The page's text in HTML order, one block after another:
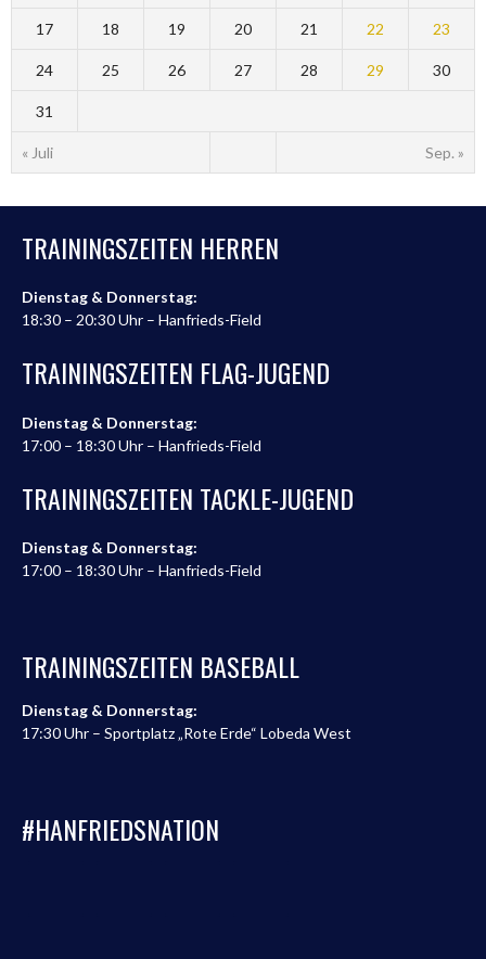
« Juli Sep. »
17 18 19 20 21 22 23
24 25 26 27 28 29 30
31
TRAININGSZEITEN HERREN
Dienstag & Donnerstag:
18:30 – 20:30 Uhr – Hanfrieds-Field
TRAININGSZEITEN FLAG-JUGEND
Dienstag & Donnerstag:
17:00 – 18:30 Uhr – Hanfrieds-Field
TRAININGSZEITEN TACKLE-JUGEND
Dienstag & Donnerstag:
17:00 – 18:30 Uhr – Hanfrieds-Field
TRAININGSZEITEN BASEBALL
Dienstag & Donnerstag:
17:30 Uhr – Sportplatz „Rote Erde“ Lobeda West
#HANFRIEDSNATION